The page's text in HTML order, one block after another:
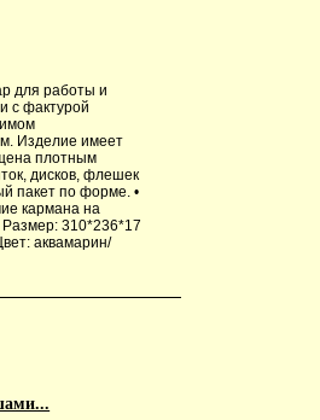
для работы и
с фактурой
Изделие имеет
плотным
дисков, флешек
пакет по форме. •
кармана на
Размер: 310*236*17
аквамарин/